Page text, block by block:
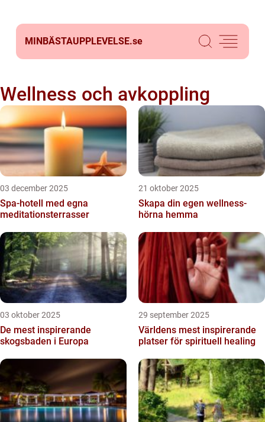
MINBÄSTAUPPLEVELSE.se
Wellness och avkoppling
03 december 2025
Spa-hotell med egna
meditationsterrasser
21 oktober 2025
Skapa din egen wellness-
hörna hemma
03 oktober 2025
De mest inspirerande
skogsbaden i Europa
29 september 2025
Världens mest inspirerande
platser för spirituell healing